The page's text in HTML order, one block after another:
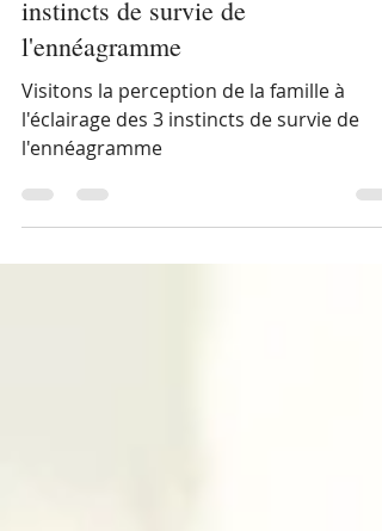
"La Famille" par la porte des 3
instincts de survie de
l'ennéagramme
Visitons la perception de la famille à
l'éclairage des 3 instincts de survie de
l'ennéagramme